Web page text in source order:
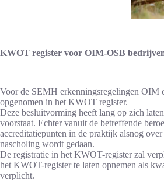
KWOT register voor OIM-OSB
Voor de SEMH erkenningsregelingen OIM
opgenomen in het KWOT register.
Deze besluitvorming heeft lang op zich
voorstaat. Echter vanuit de betreffende
accreditatiepunten in de praktijk alsnog
nascholing wordt gedaan.
De registratie in het KWOT-register zal
het KWOT-register te laten opnemen als
verplicht.